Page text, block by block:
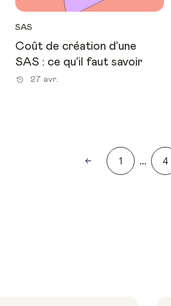
SAS
Coût de création d’une
SAS : ce qu’il faut savoir
27 avr.
1 ... 4